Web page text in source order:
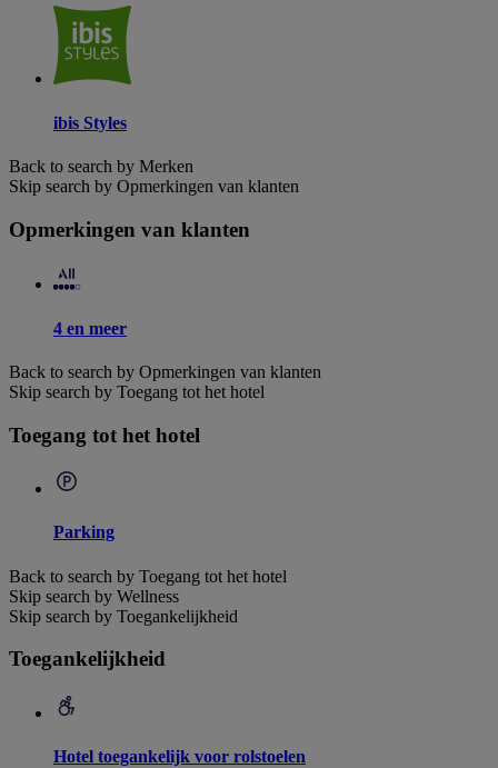
ibis Styles
Back to search by Merken
Skip search by Opmerkingen van klanten
Opmerkingen van klanten
4 en meer
Back to search by Opmerkingen van klanten
Skip search by Toegang tot het hotel
Toegang tot het hotel
Parking
Back to search by Toegang tot het hotel
Skip search by Wellness
Skip search by Toegankelijkheid
Toegankelijkheid
Hotel toegankelijk voor rolstoelen